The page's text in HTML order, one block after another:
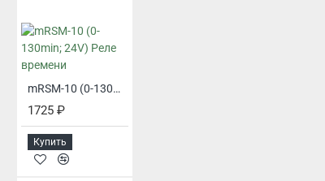
mRSM-10 (0-130min; 24V) Реле времени
1725 ₽
Купить